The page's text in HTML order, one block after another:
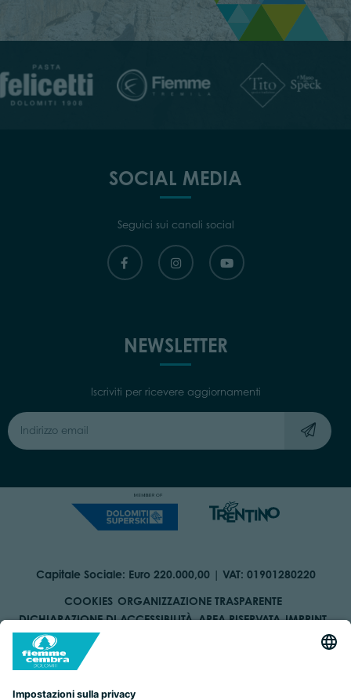
SOCIAL MEDIA
Seguici sui canali social
NEWSLETTER
Iscriviti per ricevere aggiornamenti
Capitale Sociale: Euro 220.000,00 | VAT: 01901280220
COOKIES ORGANIZZAZIONE TRASPARENTE
DICHIARAZIONE DI ACCESSIBILITÀ AREA RISERVATA IMPRINT